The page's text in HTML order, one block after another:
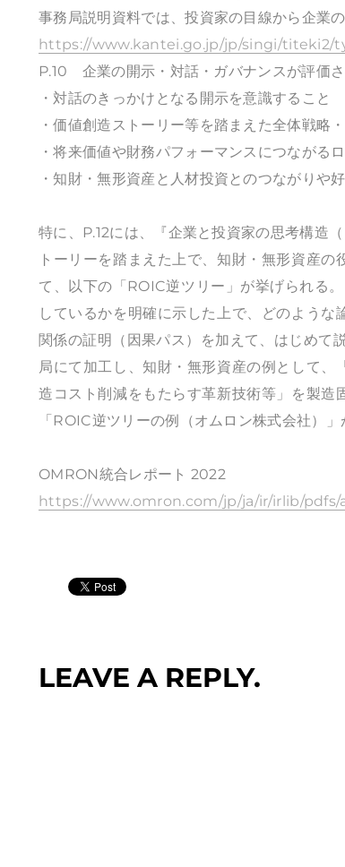
事務局説明資料では、投資家の目線から企業
https://www.kantei.go.jp/jp/singi/titeki2/
P.10 企業の開示・対話・ガバナンスが評価
・対話のきっかけとなる開示を意識すること
・価値創造ストーリー等を踏まえた全体戦略
・将来価値や財務パフォーマンスにつながる
・知財・無形資産と人材投資とのつながりや
特に、P.12には、『企業と投資家の思考構造
トーリーを踏まえた上で、知財・無形資産
て、以下の「ROIC逆ツリー」が挙げられる
しているかを明確に示した上で、どのよう
関係の証明（因果パス）を加えて、はじめ
局にて加工し、知財・無形資産の例として
造コスト削減をもたらす革新技術等」を製
「ROIC逆ツリーの例（オムロン株式会社）」
OMRON統合レポート 2022
https://www.omron.com/jp/ja/ir/irlib/pdfs/
LEAVE A REPLY.